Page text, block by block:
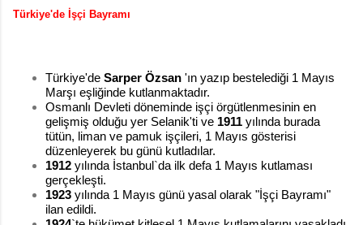
Türkiye'de İşçi Bayramı
Türkiye'de Sarper Özsan 'ın yazıp bestelediği 1 Mayıs
Marşı eşliğinde kutlanmaktadır.
Osmanlı Devleti döneminde işçi örgütlenmesinin en
gelişmiş olduğu yer Selanik'ti ve 1911 yılında burada
tütün, liman ve pamuk işçileri, 1 Mayıs gösterisi
düzenleyerek bu günü kutladılar.
1912 yılında İstanbul`da ilk defa 1 Mayıs kutlaması
gerçekleşti.
1923 yılında 1 Mayıs günü yasal olarak "İşçi Bayramı"
ilan edildi.